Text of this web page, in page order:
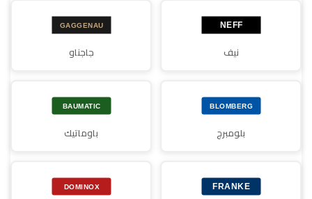
نيف جاجناو
بلومبرج باوماتيك